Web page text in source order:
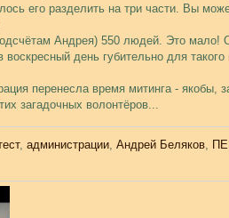
его разделить на три части. Вы
Андрея) 550 людей. Это мало!
воскресный день губительно для
перенесла время митинга - якобы,
загадочных волонтёров...
, администрации, Андрей Беляков,